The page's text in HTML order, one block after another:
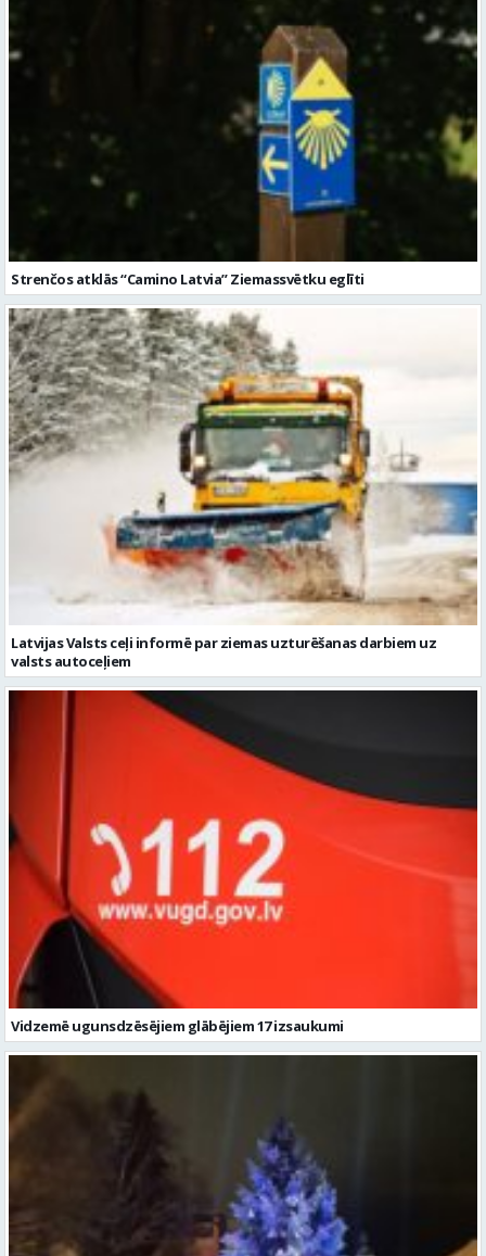
Strenčos atklās “Camino Latvia” Ziemassvētku eglīti
Latvijas Valsts ceļi informē par ziemas uzturēšanas darbiem uz
valsts autoceļiem
Vidzemē ugunsdzēsējiem glābējiem 17 izsaukumi